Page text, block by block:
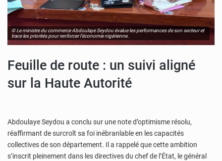
© Le ministre du commerce Abdoulaye Seydou évalue les performances de son secteur et
trace les priorités pour renforcer l’économie nigérienne.
Feuille de route : un suivi aligné
sur la Haute Autorité
Abdoulaye Seydou a conclu sur une note d’optimisme résolu,
réaffirmant de surcroît sa foi inébranlable en les capacités
collectives de son département. Il a rappelé que cette ambition
s’inscrit pleinement dans les directives du chef de l’État, le général